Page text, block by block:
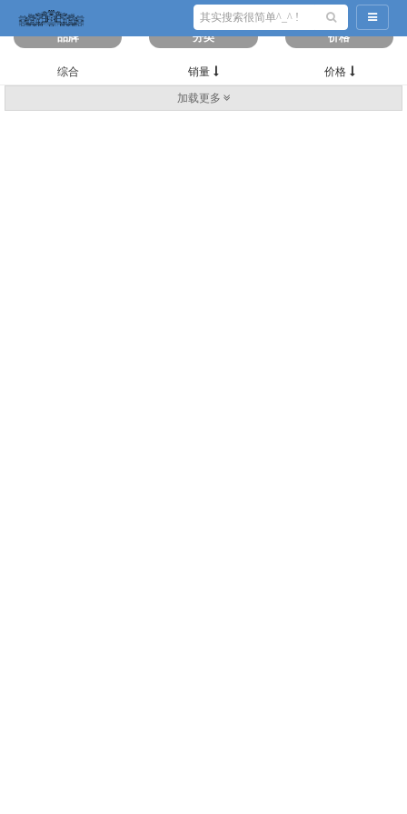
导航切
筛选出 0 条数据
品牌
分类 价格
综合 销量 价格
加载更多